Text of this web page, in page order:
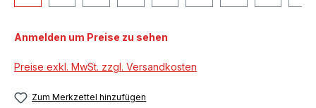
Anmelden um Preise zu sehen
Preise exkl. MwSt. zzgl. Versandkosten
Zum Merkzettel hinzufügen